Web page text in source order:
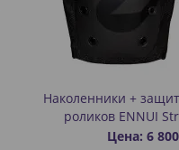
Наколенники +
роликов ENNUI
Цена: 6